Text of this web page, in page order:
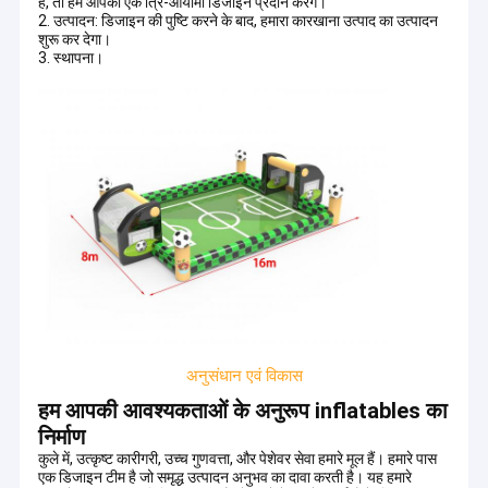
रॉकिंग चिल्ड्रन राइड्स
2. उत्पादन: डिजाइन की पुष्टि करने के बाद, हमारा कारखाना उत्पाद का उत्पादन
शुरू कर देगा।
3. स्थापना।
अनुसंधान एवं विकास
हम आपकी आवश्यकताओं के अनुरूप inflatables का
निर्माण
कुले में, उत्कृष्ट कारीगरी, उच्च गुणवत्ता, और पेशेवर सेवा हमारे मूल हैं। हमारे पास
एक डिजाइन टीम है जो समृद्ध उत्पादन अनुभव का दावा करती है। यह हमारे